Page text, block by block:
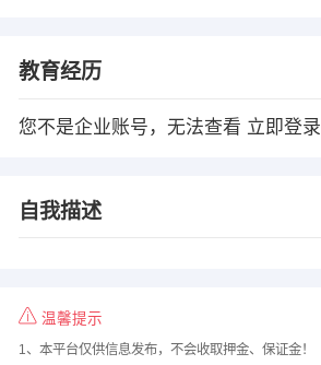
教育经历
您不是企业账号，无法查看 立即登录
自我描述
温馨提示
1、本平台仅供信息发布，不会收取押金、保证金！